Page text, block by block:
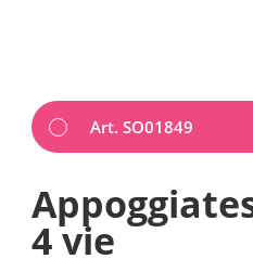
Art. SO01849
4 vie